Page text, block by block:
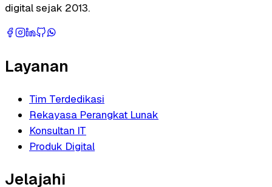
digital sejak 2013.
Layanan
Tim Terdedikasi
Rekayasa Perangkat Lunak
Konsultan IT
Produk Digital
Jelajahi